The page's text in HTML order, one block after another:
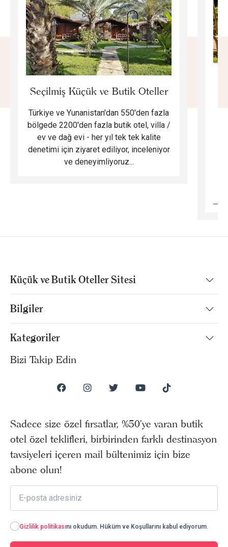
Seçilmiş Küçük ve Butik Oteller
Türkiye ve Yunanistan'dan 550'den fazla
bölgede 2200'den fazla butik otel, villa /
ev ve dağ evi - her yıl tek tek kalite
denetimi için ziyaret ediliyor, inceleniyor
ve deneyimliyoruz...
Küçük ve Butik Oteller Sitesi
Bilgiler
Kategoriler
Bizi Takip Edin
Sadece size özel fırsatlar, %50’ye varan butik
otel özel teklifleri, birbirinden farklı destinasyon
tavsiyeleri içeren mail bültenimiz için bize
abone olun!
Gizlilik politikasını okudum. Hüküm ve Koşullarını kabul ediyorum.